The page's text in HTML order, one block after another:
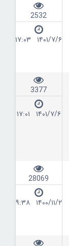
2532
۱۴۰۱/۷/۶ ۱۷:۰۳
3377
۱۴۰۱/۷/۶ ۱۷:۰۱
28069
۱۴۰۰/۱۱/۲ ۰۹:۳۸